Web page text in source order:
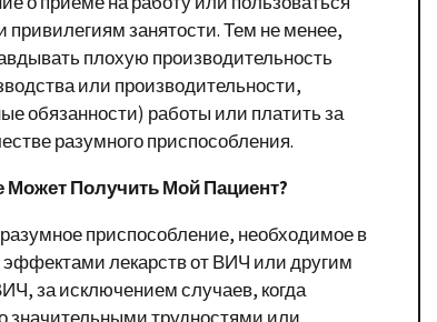
занятости. Тем не менее,
плохую производительность
или производительности,
обязанности) работы или платить за
разумного приспособления.
Может Получить Мой Пациент?
приспособление, необходимое в
лекарств от ВИЧ или другим
за исключением случаев, когда